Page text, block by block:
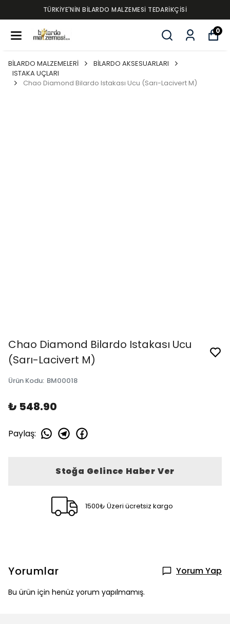
TÜRKİYE'NİN BİLARDO MALZEMESİ TEDARİKÇİSİ
0
BİLARDO MALZEMELERİ
BİLARDO AKSESUARLARI
ISTAKA UÇLARI
Chao Diamond Bilardo Istakası Ucu (Sarı-Lacivert M)
Chao Diamond Bilardo Istakası Ucu
(Sarı-Lacivert M)
Ürün Kodu: BM00018
₺ 548.90
Paylaş:
Stoğa Gelince Haber Ver
1500₺ Üzeri ücretsiz kargo
Yorumlar Yorum Yap
Bu ürün için henüz yorum yapılmamış.